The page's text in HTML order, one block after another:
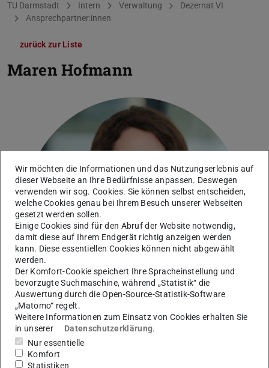
Sie befinden sich hier:
TU Darmstadt Intern Verwaltung
Dezernat VI
Ansprechpartner:innen
zurück zur Liste
Maren Hofmann
HIGHEST Innovations- & Gründungszentrum TU
Darmstadt
Wir möchten die Informationen und das Nutzungserlebnis auf
dieser Webseite an Ihre Bedürfnisse anpassen. Deswegen
verwenden wir sog. Cookies. Sie können selbst entscheiden,
welche Cookies genau bei Ihrem Besuch unserer Webseiten
gesetzt werden sollen.
Einige Cookies sind für den Abruf der Website notwendig,
damit diese auf Ihrem Endgerät richtig anzeigen werden
kann. Diese essentiellen Cookies können nicht abgewählt
werden.
Der Komfort-Cookie speichert Ihre Spracheinstellung und
bevorzugte Suchmaschine, während „Statistik“ die
Auswertung durch die Open-Source-Statistik-Software
„Matomo“ regelt.
Weitere Informationen zum Einsatz von Cookies erhalten Sie
in unserer
Datenschutzerklärung.
Nur essentielle
Komfort
Statistiken